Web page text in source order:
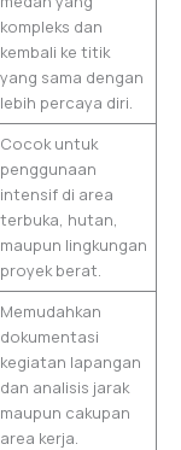
kompleks dan
kembali ke titik
yang sama dengan
lebih percaya diri.
Cocok untuk
penggunaan
intensif di area
terbuka, hutan,
maupun lingkungan
proyek berat.
Memudahkan
dokumentasi
kegiatan lapangan
dan analisis jarak
maupun cakupan
area kerja.